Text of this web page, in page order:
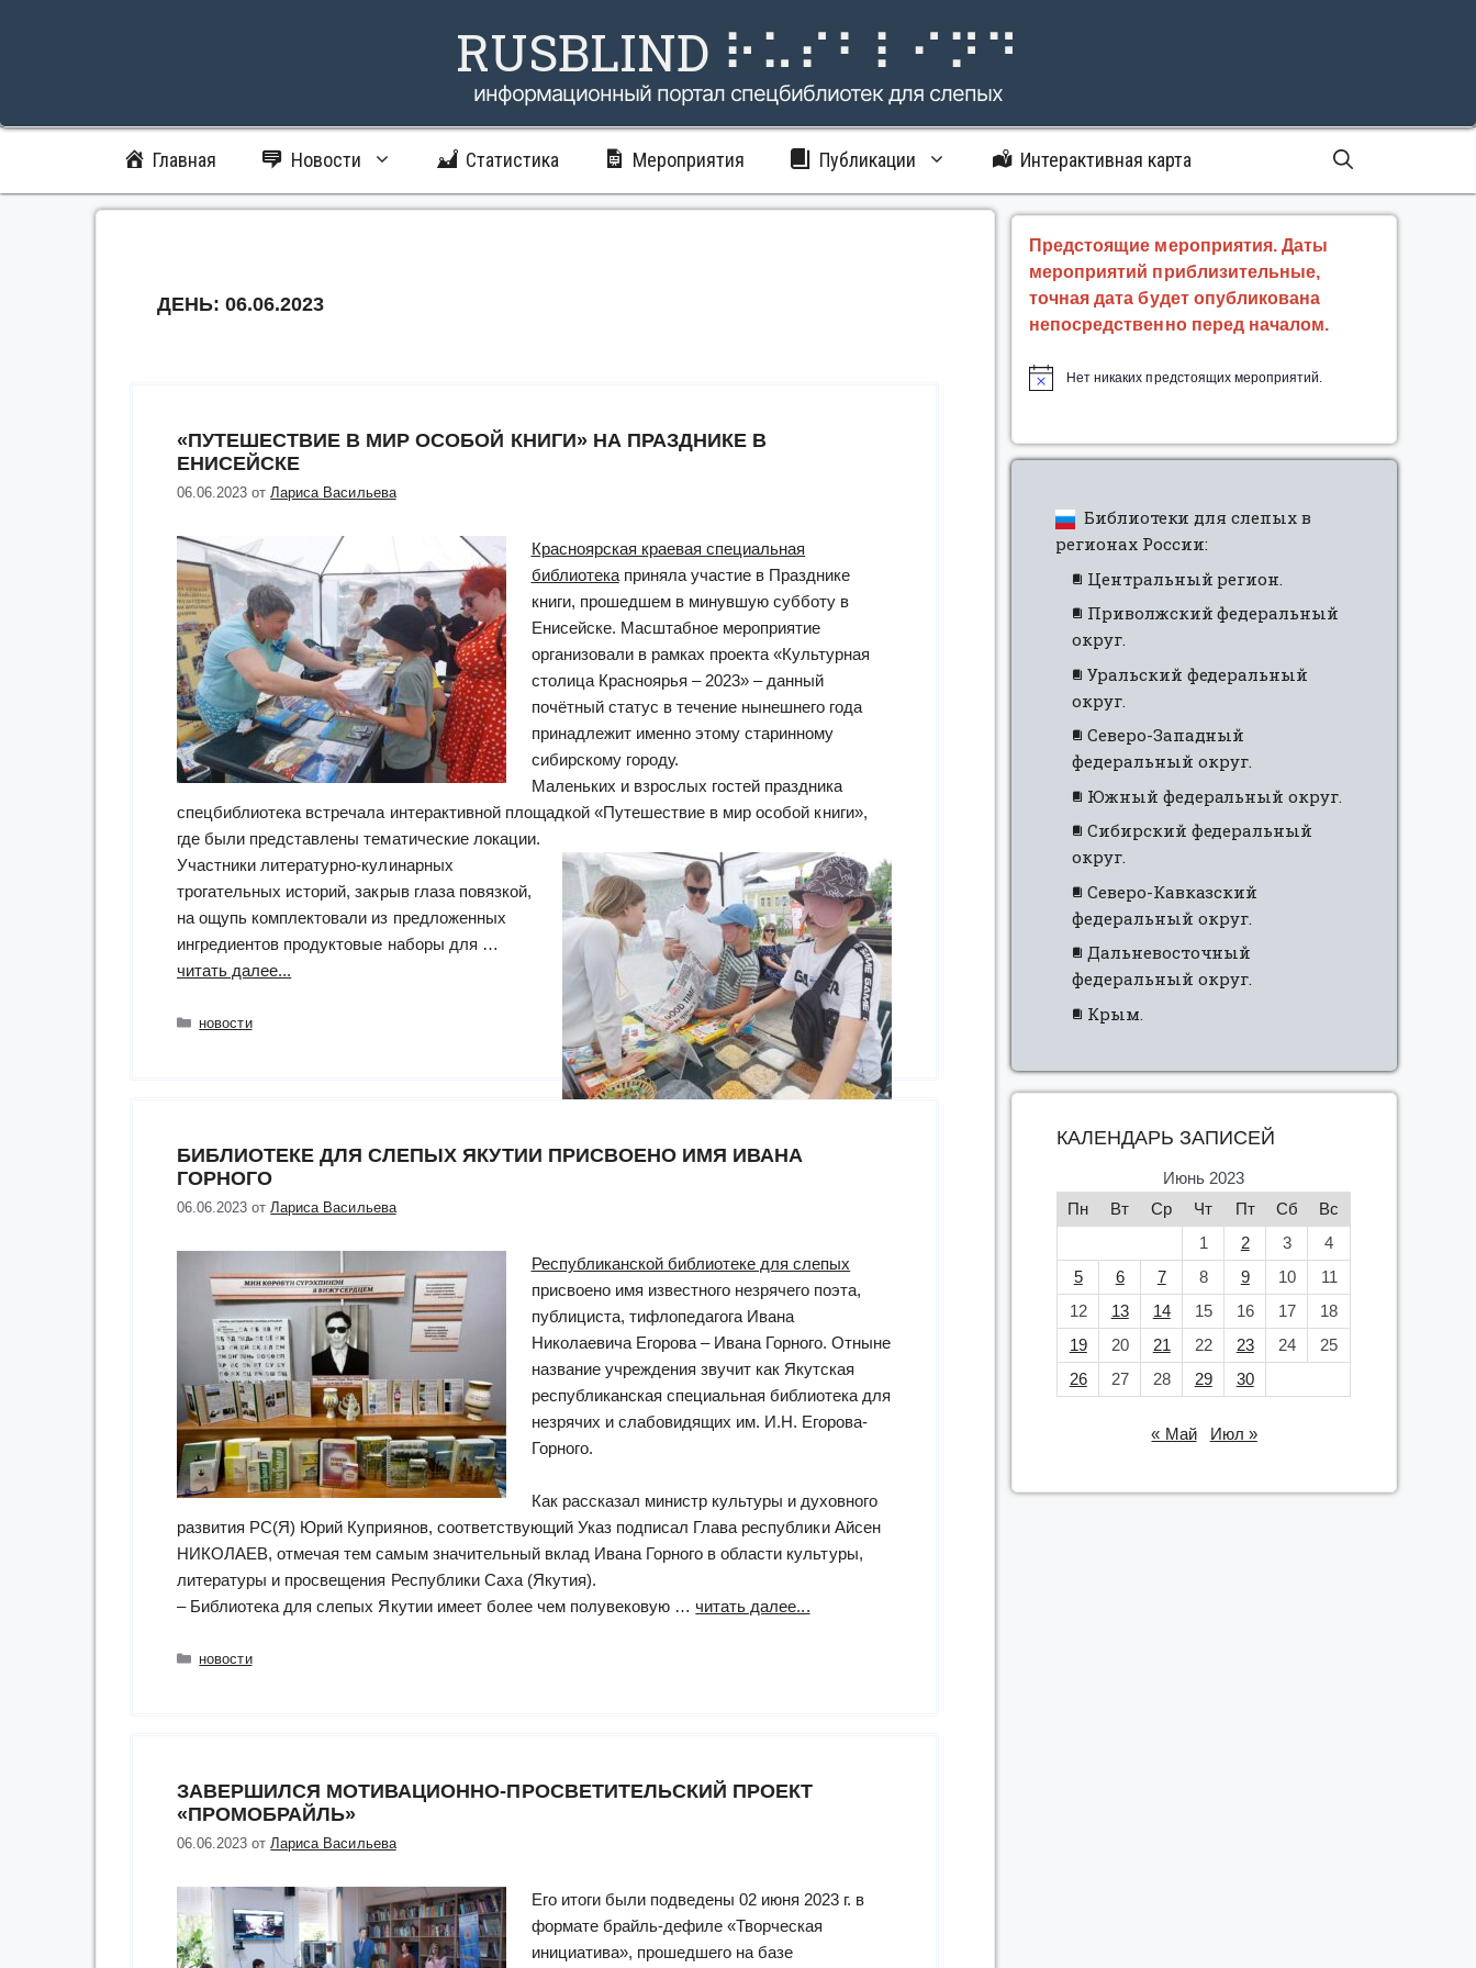
RUSBLIND ⠗⠥⠎⠃⠇⠊⠝⠙
информационный портал спецбиблиотек для слепых
Главная Новости Статистика Мероприятия Публикации Интерактивная карта
ДЕНЬ: 06.06.2023
«ПУТЕШЕСТВИЕ В МИР ОСОБОЙ КНИГИ» НА ПРАЗДНИКЕ В
ЕНИСЕЙСКЕ
06.06.2023 отЛариса Васильева
Красноярская краевая специальная
библиотекаприняла участие в Празднике
книги, прошедшем в минувшую субботу в
Енисейске. Масштабное мероприятие
организовали в рамках проекта «Культурная
столица Красноярья – 2023» – данный
почётный статус в течение нынешнего года
принадлежит именно этому старинному
сибирскому городу.
Маленьких и взрослых гостей праздника
спецбиблиотека встречала интерактивной площадкой «Путешествие в мир особой книги»,
где были представлены тематические локации.
Участники литературно-кулинарных
трогательных историй, закрыв глаза повязкой,
на ощупь комплектовали из предложенных
ингредиентов продуктовые наборы для …
читать далее...
в
Рубрики
новости
БИБЛИОТЕКЕ ДЛЯ СЛЕПЫХ ЯКУТИИ ПРИСВОЕНО ИМЯ ИВАНА
ГОРНОГО
06.06.2023 отЛариса Васильева
Республиканской библиотеке для слепых
присвоено имя известного незрячего поэта,
публициста, тифлопедагога Ивана
Николаевича Егорова – Ивана Горного. Отныне
название учреждения звучит как Якутская
республиканская специальная библиотека для
незрячих и слабовидящих им. И.Н. Егорова-
Горного.
Как рассказал министр культуры и духовного
развития РС(Я) Юрий Куприянов, соответствующий Указ подписал Глава республики Айсен
НИКОЛАЕВ, отмечая тем самым значительный вклад Ивана Горного в области культуры,
литературы и просвещения Республики Саха (Якутия).
– Библиотека для слепых Якутии имеет более чем полувековую …читать далее...
ГОРНОГО”
Рубрики
новости
ЗАВЕРШИЛСЯ МОТИВАЦИОННО-ПРОСВЕТИТЕЛЬСКИЙ ПРОЕКТ
«ПРОМОБРАЙЛЬ»
06.06.2023 отЛариса Васильева
Его итоги были подведены 02 июня 2023 г. в
формате брайль-дефиле «Творческая
инициатива», прошедшего на базе
Предстоящие мероприятия. Даты
мероприятий приблизительные,
точная дата будет опубликована
непосредственно перед началом.
Нет никаких предстоящих мероприятий.
Библиотеки для слепых в
регионах России:
Центральный регион.
Приволжский федеральный
округ.
Уральский федеральный
округ.
Северо-Западный
федеральный округ.
Южный федеральный округ.
Сибирский федеральный
округ.
Северо-Кавказский
федеральный округ.
Дальневосточный
федеральный округ.
Крым.
КАЛЕНДАРЬ ЗАПИСЕЙ
Июнь 2023
Пн
Вт Ср Чт Пт Сб
Вс
1
2 3
4
5
6 7 8 9 10
11
12
13 14 15 16 17
18
19
20 21 22 23 24
25
26
27 28 29 30
« Май Июл »